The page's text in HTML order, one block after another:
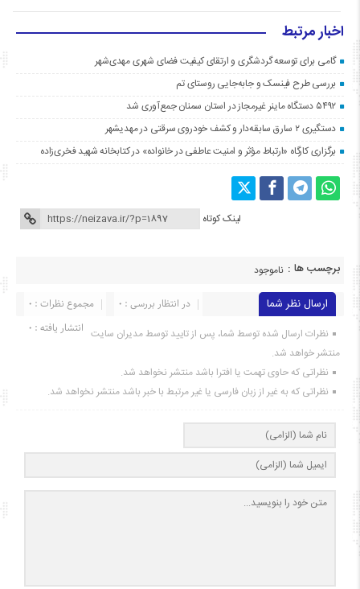
اخبار مرتبط
گامی برای توسعه گردشگری و ارتقای کیفیت فضای شهری مهدی‌شهر
بررسی طرح فینسک و جابه‌جایی روستای تم
۵۴۹۲ دستگاه ماینر غیرمجاز در استان سمنان جمع‌آوری شد
دستگیری ۲ سارق سابقه‌دار و کشف خودروی سرقتی در مهدیشهر
برگزاری کارگاه «ارتباط مؤثر و امنیت عاطفی در خانواده» در کتابخانه شهید فخری‌زاده
لینک کوتاه
برچسب ها : ناموجود
ارسال نظر شما مجموع نظرات : 0
در انتظار بررسی : 0
انتشار یافته : ۰ نظرات ارسال شده توسط شما، پس از تایید توسط مدیران سایت
منتشر خواهد شد.
نظراتی که حاوی تهمت یا افترا باشد منتشر نخواهد شد.
نظراتی که به غیر از زبان فارسی یا غیر مرتبط با خبر باشد منتشر نخواهد شد.